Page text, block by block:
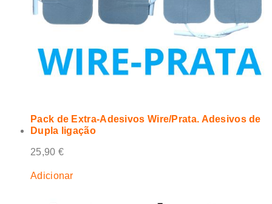
Pack de Extra-Adesivos Wire/Prata. Adesivos de
Dupla ligação
25,90 €
Adicionar